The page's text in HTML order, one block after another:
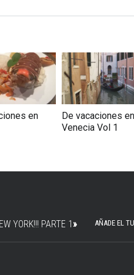
en
De vacaciones en
Venecia Vol 1
YORK!!! PARTE 1» AÑADE EL